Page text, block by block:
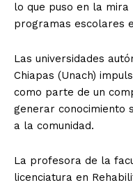
lo que puso en la
programas escolares
Las universidades
Chiapas (Unach)
como parte de un
generar conocimiento
a la comunidad.
La profesora de la
licenciatura en